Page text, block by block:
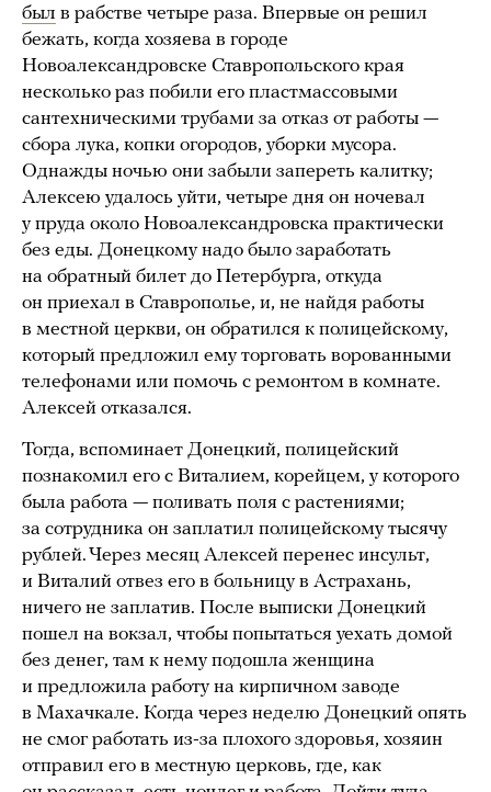
был в рабстве четыре раза. Впервые он решил
бежать, когда хозяева в городе
Новоалександровске Ставропольского края
несколько раз побили его пластмассовыми
сантехническими трубами за отказ от работы —
сбора лука, копки огородов, уборки мусора.
Однажды ночью они забыли запереть калитку;
Алексею удалось уйти, четыре дня он ночевал
у пруда около Новоалександровска практически
без еды. Донецкому надо было заработать
на обратный билет до Петербурга, откуда
он приехал в Ставрополье, и, не найдя работы
в местной церкви, он обратился к полицейскому,
который предложил ему торговать ворованными
телефонами или помочь с ремонтом в комнате.
Алексей отказался.
Тогда, вспоминает Донецкий, полицейский
познакомил его с Виталием, корейцем, у которого
была работа — поливать поля с растениями;
за сотрудника он заплатил полицейскому тысячу
рублей. Через месяц Алексей перенес инсульт,
и Виталий отвез его в больницу в Астрахань,
ничего не заплатив. После выписки Донецкий
пошел на вокзал, чтобы попытаться уехать домой
без денег, там к нему подошла женщина
и предложила работу на кирпичном заводе
в Махачкале. Когда через неделю Донецкий опять
не смог работать из-за плохого здоровья, хозяин
отправил его в местную церковь, где, как